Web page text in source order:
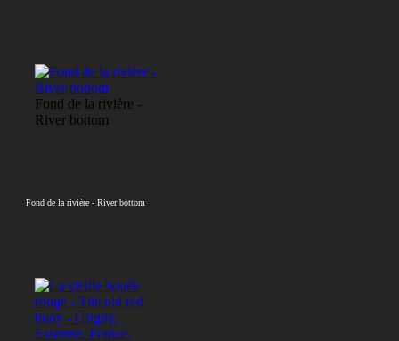
Fond de la rivière -
River bottom
Fond de la rivière - River bottom